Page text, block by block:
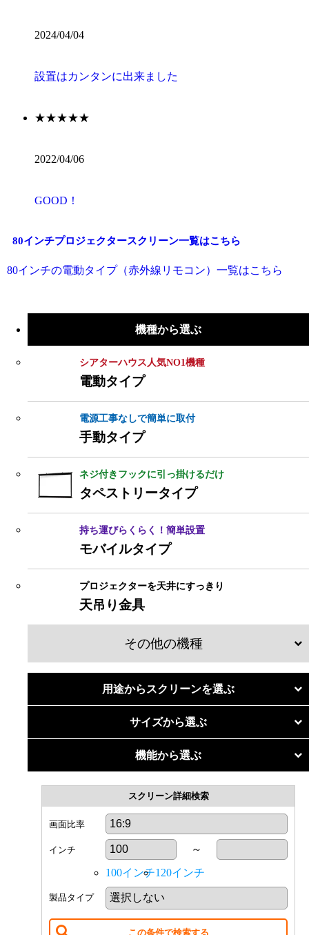
2024/04/04
設置はカンタンに出来ました
★★★★★
2022/04/06
GOOD！
80インチプロジェクタースクリーン一覧はこちら
80インチの電動タイプ（赤外線リモコン）一覧はこちら
機種から選ぶ
シアターハウス人気NO1機種
電動タイプ
電源工事なしで簡単に取付
手動タイプ
ネジ付きフックに引っ掛けるだけ
タペストリータイプ
持ち運びらくらく！簡単設置
モバイルタイプ
プロジェクターを天井にすっきり
天吊り金具
その他の機種
マグネットスクリーン
リア投影スクリーン
リア透過フィルム
用途からスクリーンを選ぶ
個人での利用
リビングホームシアター
専用室ホームシアター
小会議室（10〜20人）
中会議室（20〜50人）
大会議室（50〜100人）
サイズから選ぶ
60インチ
インチ
インチ
インチ
機能から選ぶ
超短焦点・短焦点
明るい部屋に強い
スクリーン詳細検索
画面比率
インチ
～
100インチ120インチ
製品タイプ